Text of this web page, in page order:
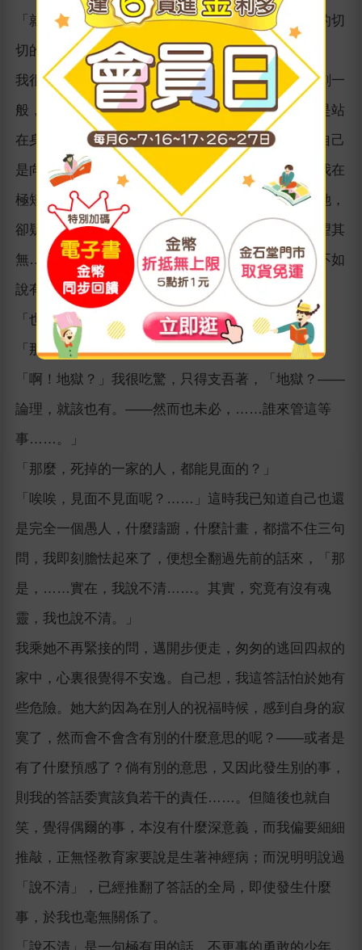
「就是―—」她走近兩步，放低了聲音，極秘密似的切
切的說，「一個人死了之後，究竟有沒有魂靈的？」
我很悚然，一見她的眼釘著我的，背上也就遭了芒刺一
般，比在學校裏遇到不及預防的臨時考，教師又偏是站
在身旁的時候，惶急得多了。對於魂靈的有無，我自己
是向來毫不介意的；但在此刻，怎樣回答她好呢？我在
極短期的躊躕中，想，這裏的人照例相信鬼，然而她，
卻疑惑了，―—或者不如說希望：希望其有，又希望其
無……。人何必增添末路的人的苦惱，為她起見，不如
說有罷。
「也許有罷，―—我想。」我於是吞吞吐吐的說。
「那麼，也就有地獄了？」
「啊！地獄？」我很吃驚，只得支吾著，「地獄？―—
論理，就該也有。―—然而也未必，……誰來管這等
事……。」
「那麼，死掉的一家的人，都能見面的？」
「唉唉，見面不見面呢？……」這時我已知道自己也還
是完全一個愚人，什麼躊躕，什麼計畫，都擋不住三句
問，我即刻膽怯起來了，便想全翻過先前的話來，「那
是，……實在，我說不清……。其實，究竟有沒有魂
靈，我也說不清。」
我乘她不再緊接的問，邁開步便走，匆匆的逃回四叔的
家中，心裏很覺得不安逸。自己想，我這答話怕於她有
些危險。她大約因為在別人的祝福時候，感到自身的寂
寞了，然而會不會含有別的什麼意思的呢？―—或者是
有了什麼預感了？倘有別的意思，又因此發生別的事，
則我的答話委實該負若干的責任……。但隨後也就自
笑，覺得偶爾的事，本沒有什麼深意義，而我偏要細細
推敲，正無怪教育家要說是生著神經病；而況明明說過
「說不清」，已經推翻了答話的全局，即使發生什麼
事，於我也毫無關係了。